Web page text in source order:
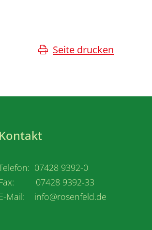
Seite drucken
Kontakt
07428 9392-0
07428 9392-33
Mail: info@rosenfeld.de